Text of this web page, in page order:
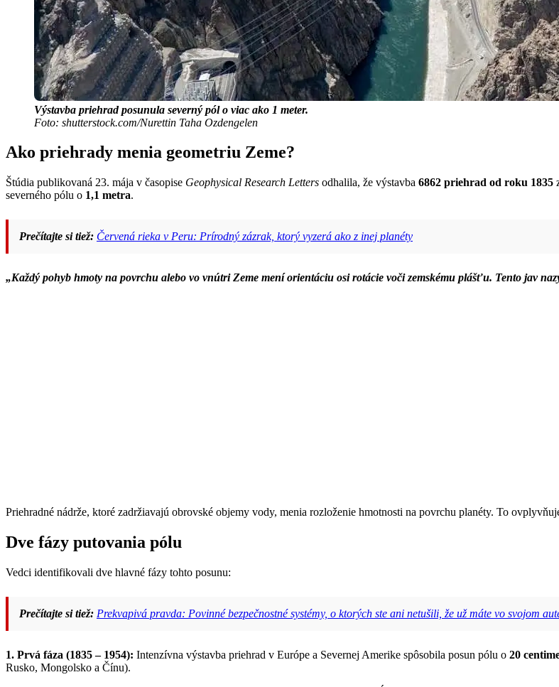
Výstavba priehrad posunula severný pól o viac ako 1 meter.
Foto: shutterstock.com/Nurettin Taha Ozdengelen
Ako priehrady menia geometriu Zeme?
Štúdia publikovaná 23. mája v časopise Geophysical Research Letters odhalila, že výstavba 6862 priehrad od roku 1835
severného pólu o 1,1 metra.
Prečítajte si tiež: Červená rieka v Peru: Prírodný zázrak, ktorý vyzerá ako z inej planéty
„Každý pohyb hmoty na povrchu alebo vo vnútri Zeme mení orientáciu osi rotácie voči zemskému plášťu. Tento jav
Priehradné nádrže, ktoré zadržiavajú obrovské objemy vody, menia rozloženie hmotnosti na povrchu planéty. To
Dve fázy putovania pólu
Vedci identifikovali dve hlavné fázy tohto posunu:
Prečítajte si tiež: Prekvapivá pravda: Povinné bezpečnostné systémy, o ktorých ste ani netušili, že už máte vo svojom
1. Prvá fáza (1835 – 1954): Intenzívna výstavba priehrad v Európe a Severnej Amerike spôsobila posun pólu o 20
Rusko, Mongolsko a Čínu).